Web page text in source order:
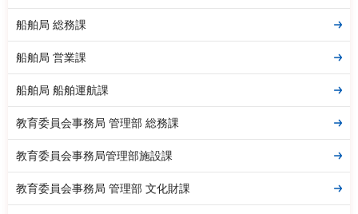
船舶局 総務課
船舶局 営業課
船舶局 船舶運航課
教育委員会事務局 管理部 総務課
教育委員会事務局管理部施設課
教育委員会事務局 管理部 文化財課